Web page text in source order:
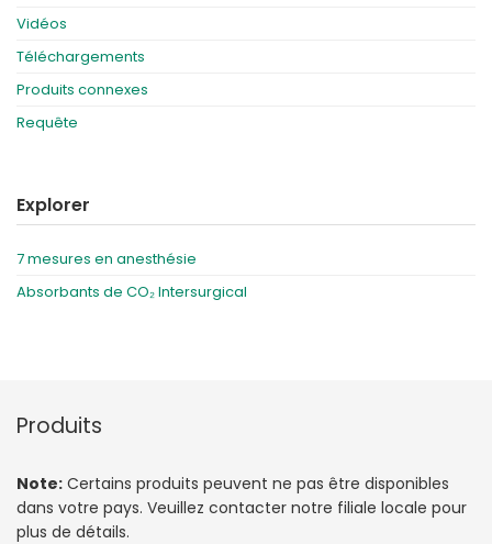
Vidéos
Téléchargements
Produits connexes
Requête
Explorer
7 mesures en anesthésie
Absorbants de CO₂ Intersurgical
Produits
Note: Certains produits peuvent ne pas être disponibles
dans votre pays. Veuillez contacter notre filiale locale pour
plus de détails.